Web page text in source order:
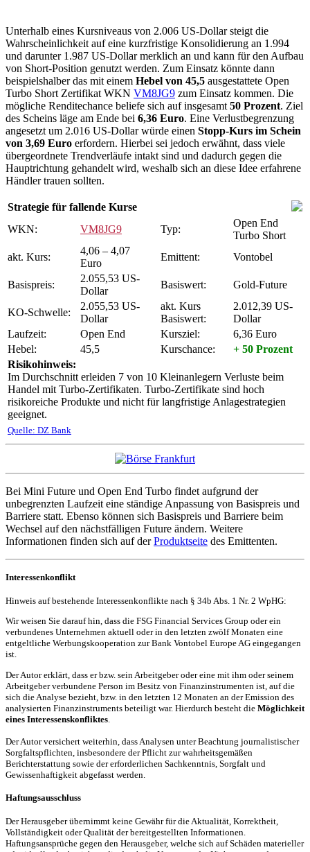
Unterhalb eines Kursniveaus von 2.006 US-Dollar steigt die
Wahrscheinlichkeit auf eine kurzfristige Konsolidierung an 1.994
und darunter 1.987 US-Dollar merklich an und kann für den Aufbau
von Short-Position genutzt werden. Zum Einsatz könnte dann
beispielshalber das mit einem Hebel von 45,5 ausgestattete Open
Turbo Short Zertifikat WKN VM8JG9 zum Einsatz kommen. Die
mögliche Renditechance beliefe sich auf insgesamt 50 Prozent. Ziel
des Scheins läge am Ende bei 6,36 Euro. Eine Verlustbegrenzung
angesetzt um 2.016 US-Dollar würde einen Stopp-Kurs im Schein
von 3,69 Euro erfordern. Hierbei sei jedoch erwähnt, dass viele
übergeordnete Trendverläufe intakt sind und dadurch gegen die
Hauptrichtung gehandelt wird, weshalb sich an diese Idee erfahrene
Händler trauen sollten.
Strategie für fallende Kurse
WKN:
VM8JG9 Typ:
Open End
Turbo Short
akt. Kurs:
4,06 – 4,07
Euro
Emittent: Vontobel
Basispreis:
2.055,53 US-
Dollar
Basiswert: Gold-Future
KO-Schwelle:
2.055,53 US-
Dollar
akt. Kurs
Basiswert:
2.012,39 US-
Dollar
Laufzeit:
Open End Kursziel:
6,36 Euro
Hebel:
45,5 Kurschance:
+ 50 Prozent
Risikohinweis:
Im Durchschnitt erleiden 7 von 10 Kleinanlegern Verluste beim
Handel mit Turbo-Zertifikaten. Turbo-Zertifikate sind hoch
risikoreiche Produkte und nicht für langfristige Anlagestrategien
geeignet.
Quelle: DZ Bank
Bei Mini Future und Open End Turbo findet aufgrund der
unbegrenzten Laufzeit eine ständige Anpassung von Basispreis und
Barriere statt. Ebenso können sich Basispreis und Barriere beim
Wechsel auf den nächstfälligen Future ändern. Weitere
Informationen finden sich auf derProduktseite des Emittenten.
Interessenkonflikt
Hinweis auf bestehende Interessenkonflikte nach § 34b Abs. 1 Nr. 2 WpHG:
Wir weisen Sie darauf hin, dass die FSG Financial Services Group oder ein
verbundenes Unternehmen aktuell oder in den letzten zwölf Monaten eine
entgeltliche Werbungskooperation zur Bank Vontobel Europe AG eingegangen
ist.
Der Autor erklärt, dass er bzw. sein Arbeitgeber oder eine mit ihm oder seinem
Arbeitgeber verbundene Person im Besitz von Finanzinstrumenten ist, auf die
sich die Analyse bezieht, bzw. in den letzten 12 Monaten an der Emission des
analysierten Finanzinstruments beteiligt war. Hierdurch besteht die Möglichkeit
eines Interessenskonfliktes
Der Autor versichert weiterhin, dass Analysen unter Beachtung journalistischer
Sorgfaltspflichten, insbesondere der Pflicht zur wahrheitsgemäßen
Berichterstattung sowie der erforderlichen Sachkenntnis, Sorgfalt und
Gewissenhaftigkeit abgefasst werden.
Haftungsausschluss
Der Herausgeber übernimmt keine Gewähr für die Aktualität, Korrektheit,
Vollständigkeit oder Qualität der bereitgestellten Informationen.
Haftungsansprüche gegen den Herausgeber, welche sich auf Schäden materieller